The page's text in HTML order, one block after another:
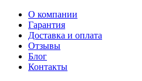
О компании
Гарантия
Доставка и оплата
Отзывы
Блог
Контакты